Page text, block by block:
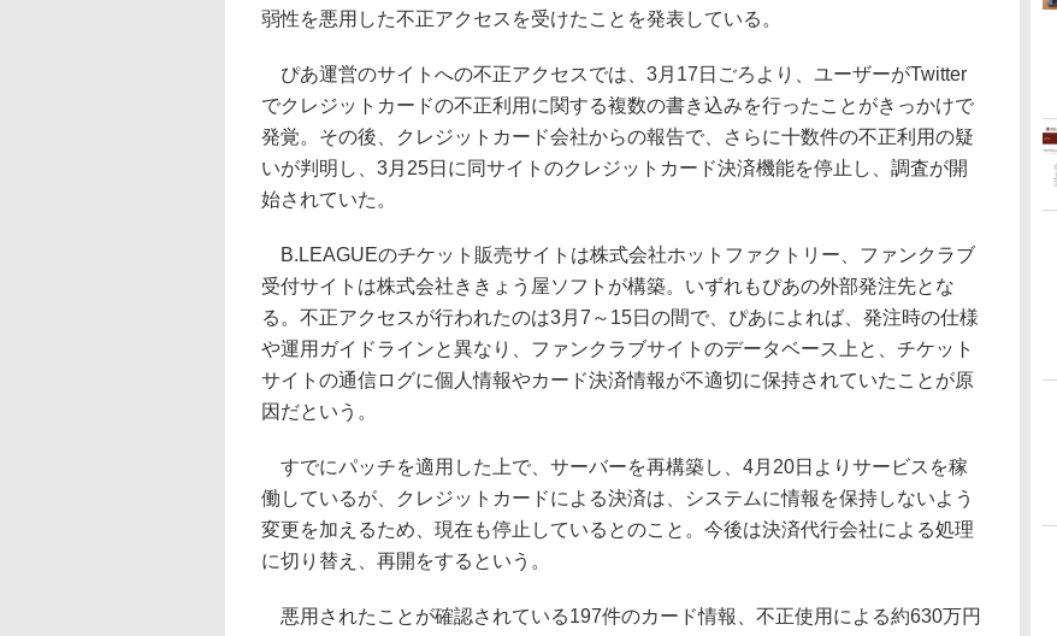
弱性を悪用した不正アクセスを受けたことを発表している。
ぴあ運営のサイトへの不正アクセスでは、3月17日ごろより、ユーザーがTwitter
でクレジットカードの不正利用に関する複数の書き込みを行ったことがきっかけで
発覚。その後、クレジットカード会社からの報告で、さらに十数件の不正利用の疑
いが判明し、3月25日に同サイトのクレジットカード決済機能を停止し、調査が開
始されていた。
B.LEAGUEのチケット販売サイトは株式会社ホットファクトリー、ファンクラブ
受付サイトは株式会社ききょう屋ソフトが構築。いずれもぴあの外部発注先とな
る。不正アクセスが行われたのは3月7～15日の間で、ぴあによれば、発注時の仕様
や運用ガイドラインと異なり、ファンクラブサイトのデータベース上と、チケット
サイトの通信ログに個人情報やカード決済情報が不適切に保持されていたことが原
因だという。
すでにパッチを適用した上で、サーバーを再構築し、4月20日よりサービスを稼
働しているが、クレジットカードによる決済は、システムに情報を保持しないよう
変更を加えるため、現在も停止しているとのこと。今後は決済代行会社による処理
に切り替え、再開をするという。
悪用されたことが確認されている197件のカード情報、不正使用による約630万円